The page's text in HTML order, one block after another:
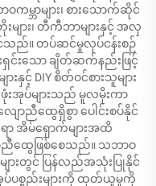
ာဝကမ္ဘာများ၊ စားသောက်ဆိုင်
ဘိုးများ၊ တီကီဘာများနှင့် အလှ
သည်။ တပ်ဆင်မှုလုပ်ငန်းစဉ်
ရှင်းသော ချိတ်ဆက်နည်းဖြင့်
နှင့် DIY စိတ်ဝင်စားသူများ
ပ်များသည် မူလမိုးကာ
ျောညီထွေရှိစွာ ပေါင်းစပ်နိုင်
းရာ အိမ်ရှောက်များအထိ
ညီထွေဖြစ်စေသည်။ သဘာဝ
ျားတွင် ပြန်လည်အသုံးပြုနိုင်
ပ်ပစ္စည်းများကို ထုတ်ယူမှုကို